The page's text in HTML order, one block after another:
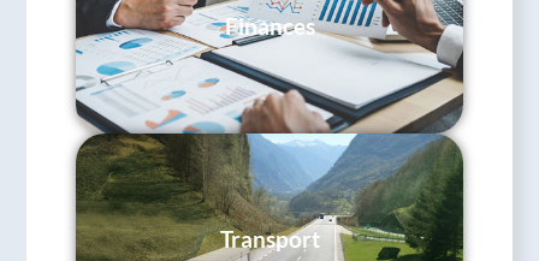
Finances
Transport